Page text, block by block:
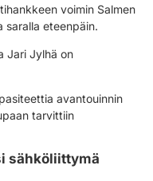
voimin Salmen
saralla eteenpäin.
Jari Jylhä on
avantouinnin
tarvittiin
sähköliittymä